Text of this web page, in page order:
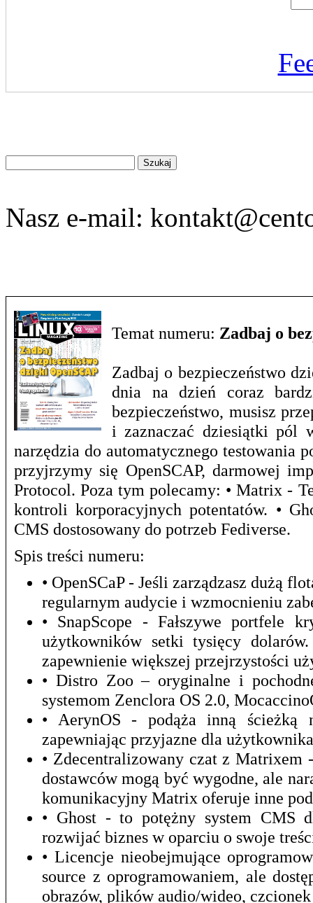
na
Nasz e-mail:
Temat numeru: Zadbaj o
Zadbaj o bezpieczeństwo
dnia na dzień coraz
bezpieczeństwo, musisz
i zaznaczać dziesiątki pól
narzędzia do automatycznego testowania
przyjrzymy się OpenSCAP, darmowej
Protocol. Poza tym polecamy: • Matrix -
kontroli korporacyjnych potentatów. •
CMS dostosowany do potrzeb Fediverse.
Spis treści numeru:
• OpenSCaP - Jeśli zarządzasz dużą
regularnym audycie i wzmocnieniu
• SnapScope - Fałszywe portfele
użytkowników setki tysięcy
zapewnienie większej przejrzystości
• Distro Zoo – oryginalne i
systemom Zenclora OS 2.0,
• AerynOS - podąża inną ścieżką
zapewniając przyjazne dla
• Zdecentralizowany czat z
dostawców mogą być wygodne, ale
komunikacyjny Matrix oferuje inne
• Ghost - to potężny system CMS
rozwijać biznes w oparciu o swoje
• Licencje nieobejmujące
source z oprogramowaniem, ale
obrazów, plików audio/wideo,